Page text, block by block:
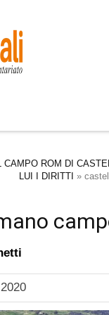
CAMPO ROM DI
LUI I DIRITTI »